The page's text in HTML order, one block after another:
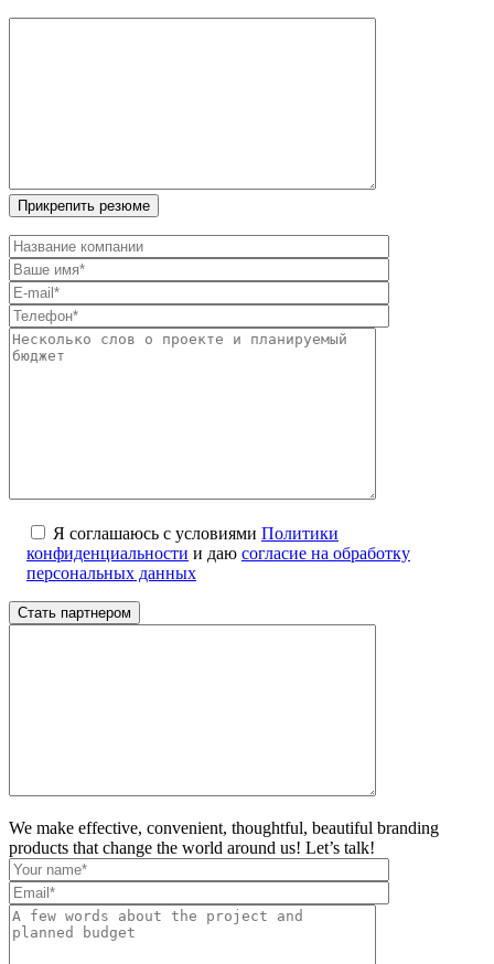
Я соглашаюсь с условиями Политики
конфиденциальности и даю согласие на обработку
персональных данных
We make effective, convenient, thoughtful, beautiful branding
products that change the world around us! Let’s talk!